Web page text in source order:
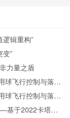
辑重构”
变”
力量之盾
球飞行控制与落点
球飞行控制与落点
基于2022卡塔尔